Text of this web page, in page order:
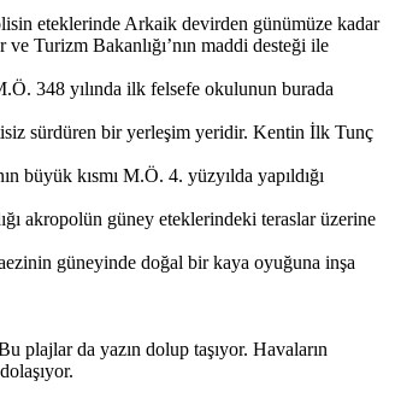
eteklerinde Arkaik devirden günümüze kadar
Turizm Bakanlığı’nın maddi desteği ile
348 yılında ilk felsefe okulunun burada
sürdüren bir yerleşim yeridir. Kentin İlk Tunç
büyük kısmı M.Ö. 4. yüzyılda yapıldığı
akropolün güney eteklerindeki teraslar üzerine
güneyinde doğal bir kaya oyuğuna inşa
plajlar da yazın dolup taşıyor. Havaların